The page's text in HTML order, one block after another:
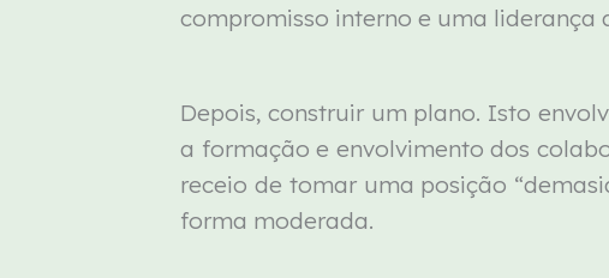
compromisso interno e uma
Depois, construir um plano. Isto
a formação e envolvimento dos
receio de tomar uma posição
forma moderada.